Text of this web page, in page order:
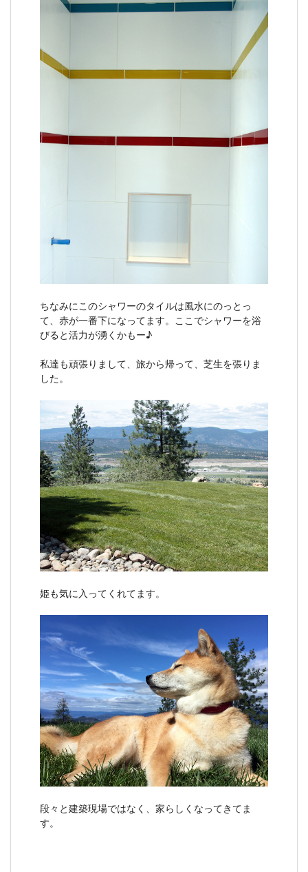
ちなみにこのシャワーのタイルは風水にのっとっ
て、赤が一番下になってます。ここでシャワーを浴
びると活力が湧くかもー♪
私達も頑張りまして、旅から帰って、芝生を張りま
した。
姫も気に入ってくれてます。
段々と建築現場ではなく、家らしくなってきてま
す。